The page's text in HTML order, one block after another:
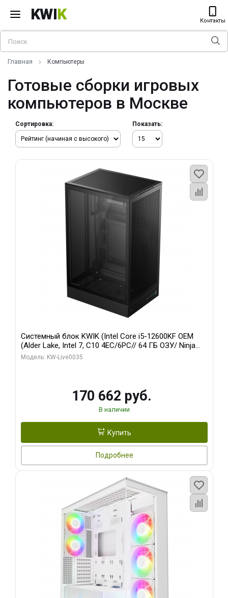
KWIK Контакты
Главная Компьютеры
Готовые сборки игровых
компьютеров в Москве
Сортировка: Показать:
Системный блок KWIK (Intel Core i5-12600KF OEM
(Alder Lake, Intel 7, C10 4EC/6PC// 64 ГБ ОЗУ/ Ninja
Sinotex GTX1650 4GB 128bit GDDR6 DVI DP HDMI 2/
Модель: KW-Live0035
170 662 руб.
В наличии
Купить
Подробнее